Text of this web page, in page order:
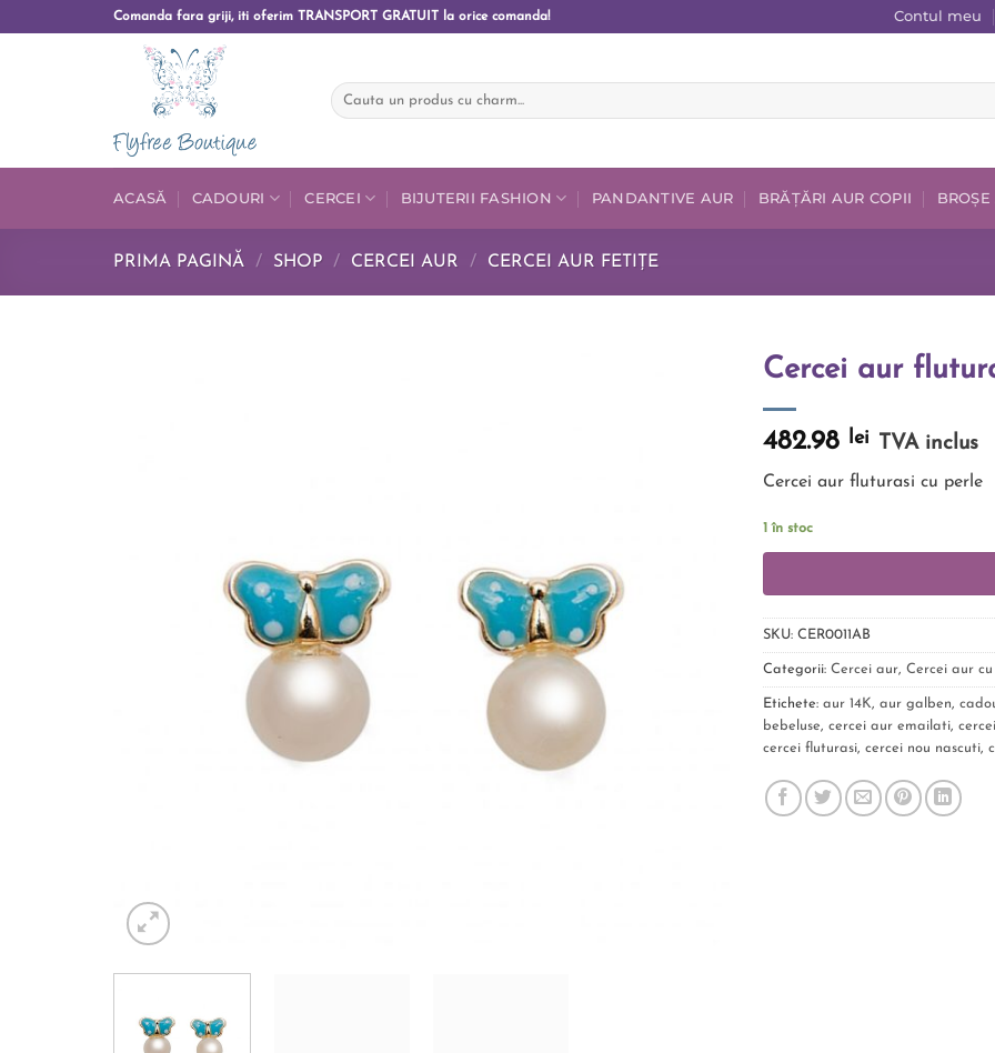
Comanda fara griji, iti oferim TRANSPORT GRATUIT la orice comanda! Contul meu
ACASĂ CADOURI CERCEI BIJUTERII FASHION PANDANTIVE AUR BRĂȚĂRI AUR COPII BROȘE
PRIMA PAGINĂ / SHOP / CERCEI AUR / CERCEI AUR FETIȚE
Cercei aur
482.98 lei TVA inclus
Cercei aur fluturasi cu perle
1 în stoc
SKU: CER0011AB
Categorii: Cercei aur, Cercei aur
Etichete: aur 14K, aur galben,
bebeluse, cercei aur emailati,
cercei fluturasi, cercei nou nascuti,